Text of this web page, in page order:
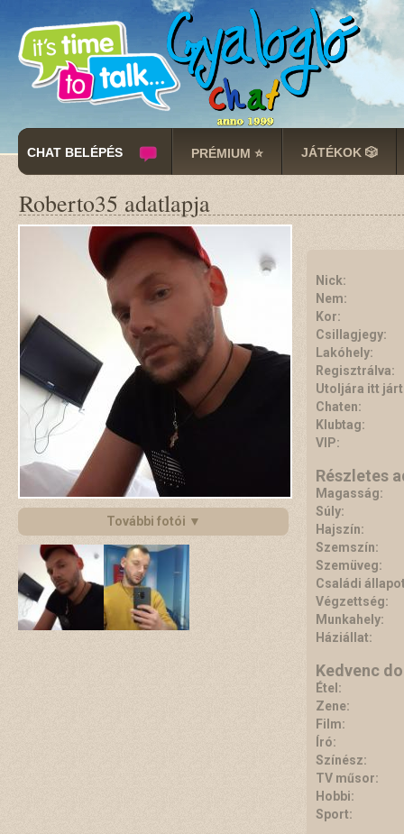
CHAT BELÉPÉS PRÉMIUM ⭐ JÁTÉKOK 🎲
Roberto35 adatlapja
További fotói ▼
Nick:
Nem:
Kor:
Csillagjegy:
Lakóhely:
Regisztrálva:
Utoljára itt
Chaten:
Klubtag:
VIP:
Részletes
Magasság:
Súly:
Hajszín:
Szemszín:
Szemüveg:
Családi
Végzettség:
Munkahely:
Háziállat:
Kedvenc
Étel:
Zene:
Film:
Író:
Színész:
TV műsor:
Hobbi:
Sport: